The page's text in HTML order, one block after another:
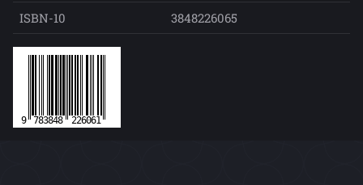
ISBN-10
3848226065